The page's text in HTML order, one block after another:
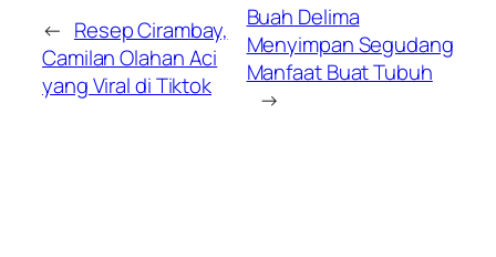
← Resep Cirambay,
Camilan Olahan Aci
yang Viral di Tiktok
Buah Delima
Menyimpan Segudang
Manfaat Buat Tubuh
→